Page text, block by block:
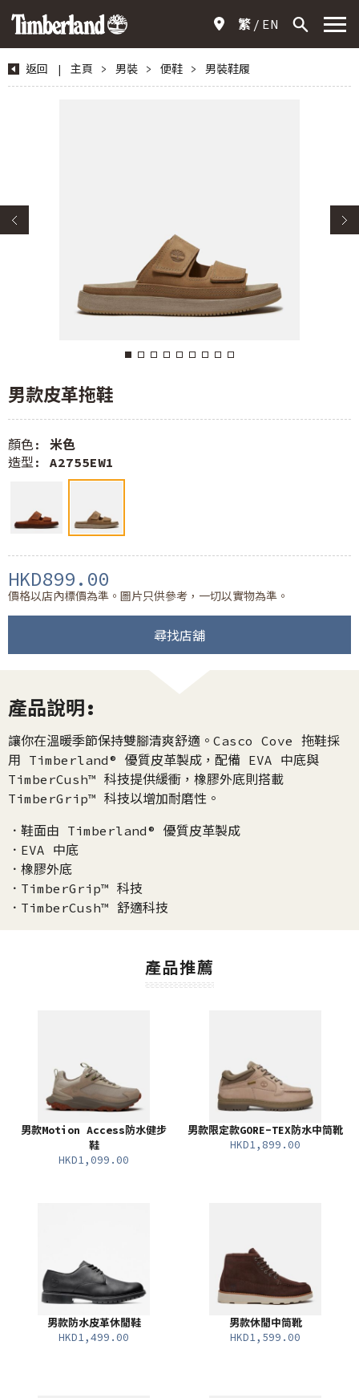
繁 EN
返回 | 主頁 > 男裝 > 便鞋 > 男裝鞋履
男款皮革拖鞋
顏色: 米色
造型: A2755EW1
HKD899.00
價格以店內標價為準。圖片只供參考，一切以實物為準。
尋找店舖
產品說明:
讓你在溫暖季節保持雙腳清爽舒適。Casco Cove 拖鞋採
用 Timberland® 優質皮革製成，配備 EVA 中底與
TimberCush™ 科技提供緩衝，橡膠外底則搭載
TimberGrip™ 科技以增加耐磨性。
．鞋面由 Timberland® 優質皮革製成
．EVA 中底
．橡膠外底
．TimberGrip™ 科技
．TimberCush™ 舒適科技
產品推薦
男款Motion Access防水健步
鞋
HKD1,099.00
男款限定款GORE-TEX防水中筒靴
HKD1,899.00
男款防水皮革休閒鞋
HKD1,499.00
男款休閒中筒靴
HKD1,599.00